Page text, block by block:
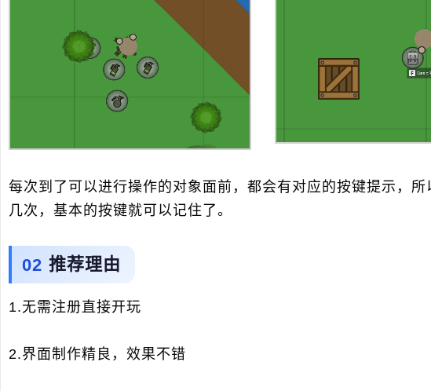
每次到了可以进行操作的对象面前，都会有对应的按键提示，
几次，基本的按键就可以记住了。
推荐理由
1.无需注册直接开玩
2.界面制作精良，效果不错